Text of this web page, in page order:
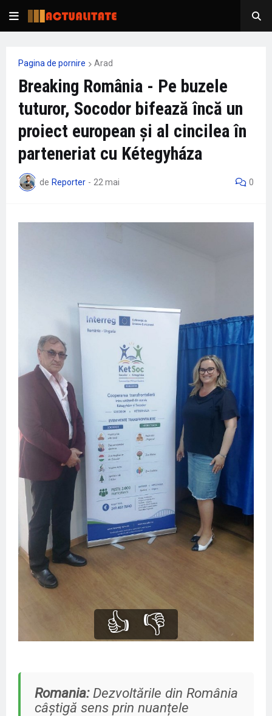
Pagina de pornire Arad
Breaking România - Pe buzele
tuturor, Socodor bifează încă un
proiect european și al cincilea în
parteneriat cu Kétegyháza
de Reporter - 22 mai 0
👍 👎
Romania:Dezvoltările din România
câștigă sens prin nuanțele